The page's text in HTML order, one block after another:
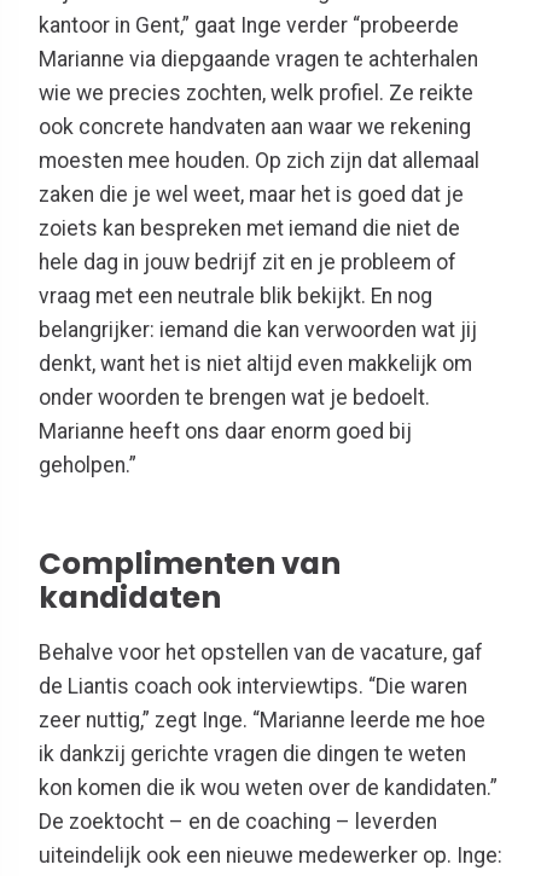
kantoor in Gent,” gaat Inge verder “probeerde
Marianne via diepgaande vragen te achterhalen
wie we precies zochten, welk profiel. Ze reikte
ook concrete handvaten aan waar we rekening
moesten mee houden. Op zich zijn dat allemaal
zaken die je wel weet, maar het is goed dat je
zoiets kan bespreken met iemand die niet de
hele dag in jouw bedrijf zit en je probleem of
vraag met een neutrale blik bekijkt. En nog
belangrijker: iemand die kan verwoorden wat jij
denkt, want het is niet altijd even makkelijk om
onder woorden te brengen wat je bedoelt.
Marianne heeft ons daar enorm goed bij
geholpen.”
Complimenten van
kandidaten
Behalve voor het opstellen van de vacature, gaf
de Liantis coach ook interviewtips. “Die waren
zeer nuttig,” zegt Inge. “Marianne leerde me hoe
ik dankzij gerichte vragen die dingen te weten
kon komen die ik wou weten over de kandidaten.”
De zoektocht – en de coaching – leverden
uiteindelijk ook een nieuwe medewerker op. Inge: